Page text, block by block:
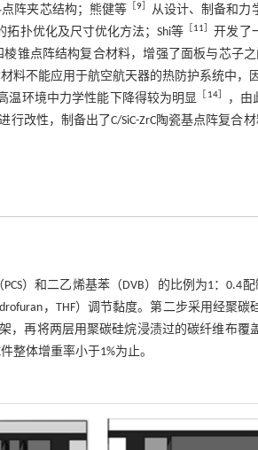
阵夹芯结构；熊健等［ 9］ 从设计、制备和力
拓扑优化及尺寸优化方法；Shi等 11 ］开发了
锥点阵结构复合材料，增强了面板与芯子
料不能应用于航空航天器的热防护系统中，
温环境中力学性能下降得较为明显 14］
，由
行改性，制备出了C/SiC-ZrC陶瓷基点阵复合
）和二乙烯基苯（DVB）的比例为1：0.4
，THF）调节黏度。第二步采用经聚
，再将两层用聚碳硅烷浸渍过的碳纤维布
整体增重率小于1%为止。